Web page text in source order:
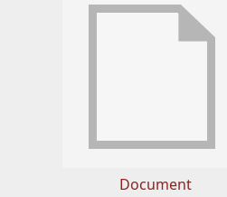
Document